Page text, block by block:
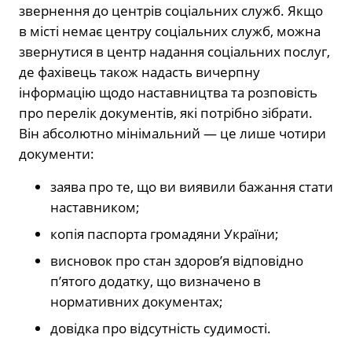
звернення до центрів соціальних служб. Якщо
в місті немає центру соціальних служб, можна
звернутися в центр надання соціальних послуг,
де фахівець також надасть вичерпну
інформацію щодо наставництва та розповість
про перелік документів, які потрібно зібрати.
Він абсолютно мінімальний — це лише чотири
документи:
заява про те, що ви виявили бажання стати
наставником;
копія паспорта громадяни України;
висновок про стан здоров’я відповідно
п’ятого додатку, що визначено в
нормативних документах;
довідка про відсутність судимості.